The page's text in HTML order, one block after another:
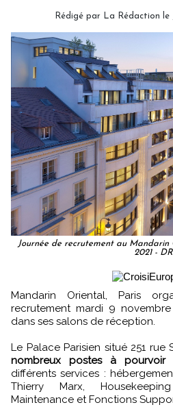
Rédigé par La Rédaction le
Journée de recrutement au Mandarin
2021 - DR
Mandarin Oriental, Paris organise une journée de
recrutement mardi 9
dans ses salons de réception.
Le Palace Parisien situé 251
nombreux postes à
différents services :
Thierry Marx,
Maintenance et Fonctions